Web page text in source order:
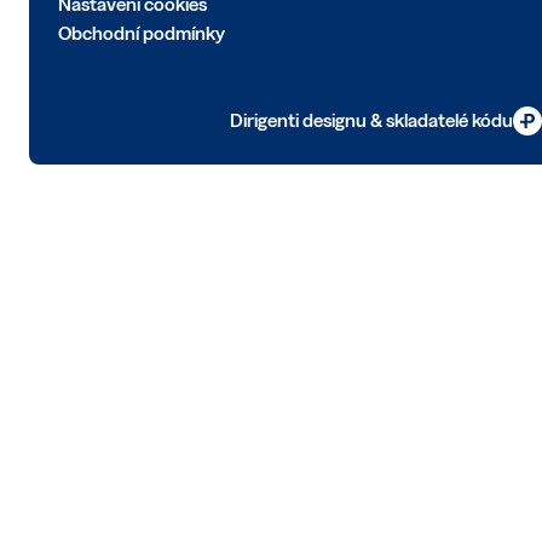
Nastavení cookies
Obchodní podmínky
Dirigenti designu & skladatelé kódu